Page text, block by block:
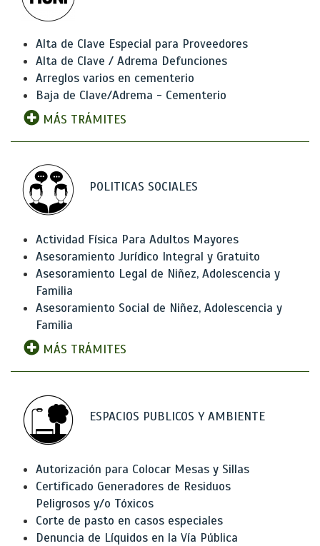
Alta de Clave Especial para Proveedores
Alta de Clave / Adrema Defunciones
Arreglos varios en cementerio
Baja de Clave/Adrema - Cementerio
MÁS TRÁMITES
POLITICAS SOCIALES
Actividad Física Para Adultos Mayores
Asesoramiento Jurídico Integral y Gratuito
Asesoramiento Legal de Niñez, Adolescencia y
Familia
Asesoramiento Social de Niñez, Adolescencia y
Familia
MÁS TRÁMITES
ESPACIOS PUBLICOS Y AMBIENTE
Autorización para Colocar Mesas y Sillas
Certificado Generadores de Residuos
Peligrosos y/o Tóxicos
Corte de pasto en casos especiales
Denuncia de Líquidos en la Vía Pública